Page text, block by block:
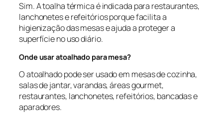
Sim. A toalha térmica é indicada para restaurantes,
lanchonetes e refeitórios porque facilita a
higienização das mesas e ajuda a proteger a
superfície no uso diário.
Onde usar atoalhado para mesa?
O atoalhado pode ser usado em mesas de cozinha,
salas de jantar, varandas, áreas gourmet,
restaurantes, lanchonetes, refeitórios, bancadas e
aparadores.